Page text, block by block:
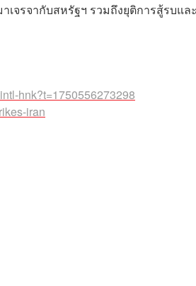
จรจากับสหรัฐฯ รวมถึงยุติการสู้รบแล
hnk?t=1750556273298
iran